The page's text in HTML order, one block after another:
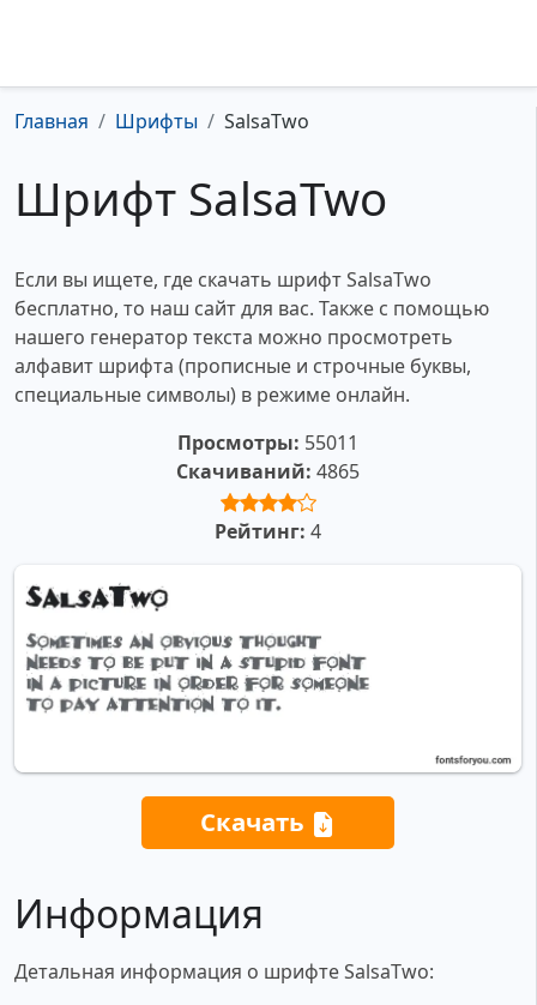
Главная Шрифты SalsaTwo
Шрифт SalsaTwo
Если вы ищете, где скачать шрифт SalsaTwo
бесплатно, то наш сайт для вас. Также с помощью
нашего генератор текста можно просмотреть
алфавит шрифта (прописные и строчные буквы,
специальные символы) в режиме онлайн.
Просмотры: 55011
Скачиваний: 4865
Рейтинг: 4
Скачать
Информация
Детальная информация о шрифте SalsaTwo: